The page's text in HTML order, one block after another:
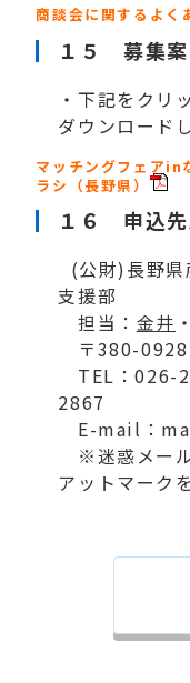
商談会に関するよく
１５ 募集案
・下記をクリ
ダウンロード
マッチングフェアin
ラシ（長野県）
１６ 申込先
(公財)長野
支援部
担当： 金井
〒380-
TEL：026-
2867
E-mail：
※迷惑メー
アットマーク